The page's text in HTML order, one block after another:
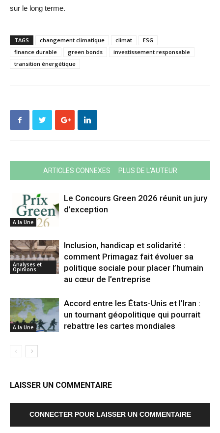
sur le long terme.
TAGS changement climatique climat
ESG
finance durable
green bonds
investissement responsable
transition énergétique
ARTICLES CONNEXES PLUS DE L'AUTEUR
A la Une
Le Concours Green 2026 réunit un jury
d’exception
Analyses et
Opinions
Inclusion, handicap et solidarité :
comment Primagaz fait évoluer sa
politique sociale pour placer l’humain
au cœur de l’entreprise
A la Une
Accord entre les États-Unis et l’Iran :
un tournant géopolitique qui pourrait
rebattre les cartes mondiales
LAISSER UN COMMENTAIRE
CONNECTER POUR LAISSER UN COMMENTAIRE